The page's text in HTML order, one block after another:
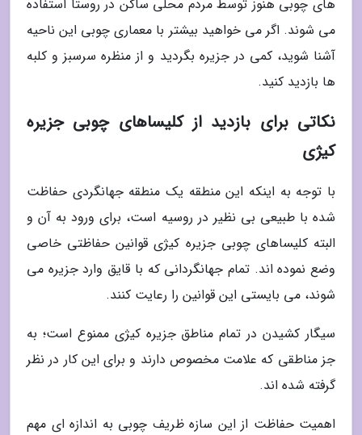
های چوبی هنوز توسط مردم محلی ساکن در روستا استفاده
می شوند. اگر می خواهید بیشتر با معماری چوبی این ناحیه
آشنا شوید، کمی در جزیره بگردید و از منظره سرسبز و کلبه
ها بازدید کنید.
نکاتی برای بازدید از کلیساهای چوبی جزیره
کیژی
با توجه به اینکه این منطقه یک منطقه جهانگردی حفاظت
شده با طبیعی بی نظیر در روسیه است، برای ورود به آن و
البته کلیساهای چوبی جزیره کیژی قوانین حفاظتی خاصی
وضع نموده اند. تمام جهانگردانی که با قایق وارد جزیره می
شوند، می بایستی این قوانین را رعایت کنند.
سیگار کشیدن در تمام مناطق جزیره کیژی ممنوع است؛ به
جز مناطقی که علامت مخصوص دارند و برای این کار در نظر
گرفته شده اند.
اهمیت حفاظت از این سازه ظریف چوبی به اندازه ای مهم